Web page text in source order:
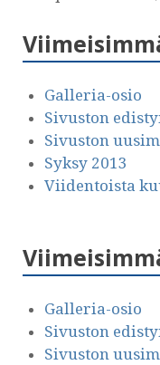
Galleria-osio
Sivuston
Sivuston
Syksy 2013
Viidentoista
Galleria-osio
Sivuston
Sivuston